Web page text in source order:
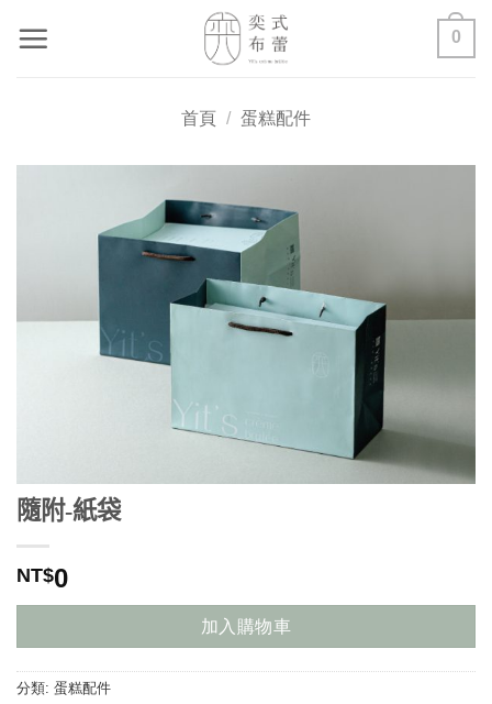
0
首頁 / 蛋糕配件
隨附-紙袋
NT$0
加入購物車
分類: 蛋糕配件